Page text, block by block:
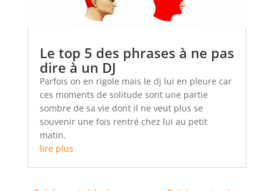
Le top 5 des phrases à ne pas
dire à un DJ
Parfois on en rigole mais le dj lui en pleure car
ces moments de solitude sont une partie
sombre de sa vie dont il ne veut plus se
souvenir une fois rentré chez lui au petit
matin.
lire plus